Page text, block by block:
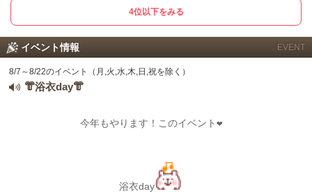
4位以下をみる
イベント情報 EVENT
8/7～8/22のイベント（月,火,水,木,日,祝を除く）
👘浴衣day👘
今年もやります！このイベント❤
浴衣day